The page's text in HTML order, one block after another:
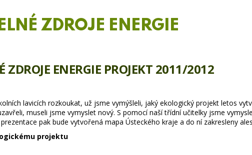
ZDROJE ENERGIE
ZDROJE ENERGIE PROJEKT 2011/2012
lavicích rozkoukat, už jsme vymýšleli, jaký ekologický projekt letos
museli jsme vymyslet nový. S pomocí naší třídní učitelky jsme
pak bude vytvořená mapa Ústeckého kraje a do ní zakresleny
projektu